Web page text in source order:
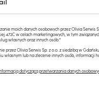
moich danych osobowych przez Olivia Serwis
472C w celach marketingowych, w tym
własnych oraz innych osób.*
przez Olivia Serwis Sp. z o.o. z siedzibą w
własnym lub na zlecenie innych osób, informacji
dotyczącą przetwarzania danych